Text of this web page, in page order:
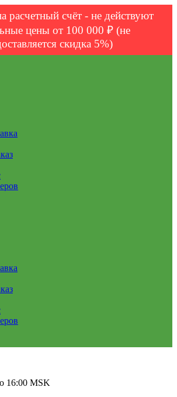
расчетный счёт - не действуют
цены от 100 000 ₽ (не
скидка 5%)
16:00 MSK